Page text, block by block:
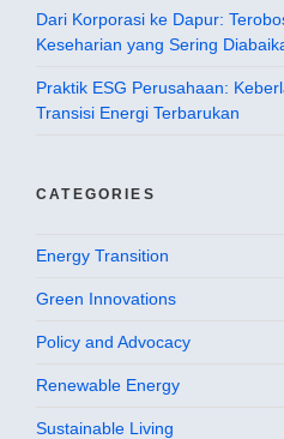
Dari Korporasi ke Dapur:
Keseharian yang Sering
Praktik ESG Perusahaan:
Transisi Energi Terbarukan
CATEGORIES
Energy Transition
Green Innovations
Policy and Advocacy
Renewable Energy
Sustainable Living